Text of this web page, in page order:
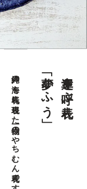
幸運を呼ぶ表札
「夢かふう」
沖縄の海を表札に表現した一点物のやちむん表札です